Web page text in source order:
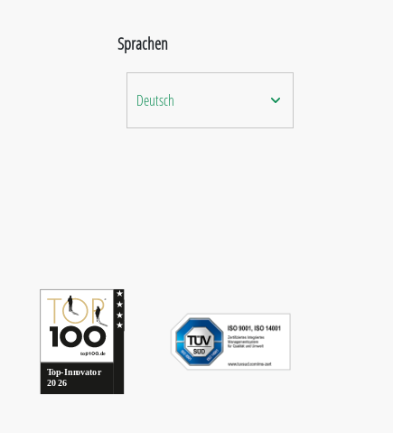
Sprachen
Deutsch